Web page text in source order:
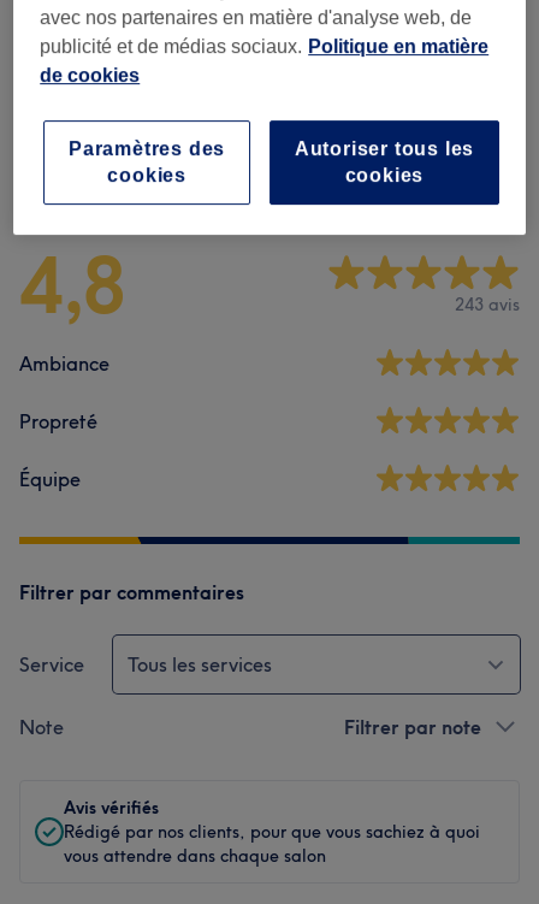
Homme - Coupe Et Barbe (3) à partir de 15 €
Coupe - Étudiant
Avis sur le salon
4,8 243 avis
Ambiance
Propreté
Équipe
Filtrer par commentaires
Service Tous les services
Note Filtrer par note
Avis vérifiés
Rédigé par nos clients, pour que vous sachiez à quoi
vous attendre dans chaque salon
avec nos partenaires en matière d'analyse web, de
publicité et de médias sociaux. Politique en matière
de cookies
Autoriser tous les
cookies
Paramètres des
cookies